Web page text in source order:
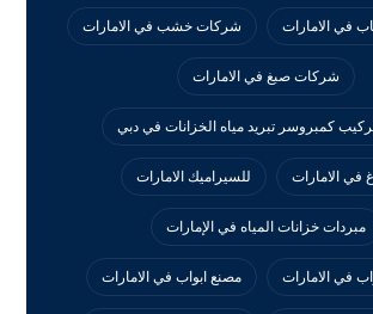
في الامارات شركات خشب في الامارات
شركات صبغ في الامارات
كمبروسر تبريد مياه الخزانات في دبي
في الامارات للسيراميك الامارات
مبردات خزانات المياه في الإمارات
في الامارات مصنع ابواب في الامارات